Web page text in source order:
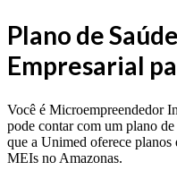
Plano de
Empresarial
Você é Microempreendedor
pode contar com um plano
que a Unimed oferece planos
MEIs no Amazonas.